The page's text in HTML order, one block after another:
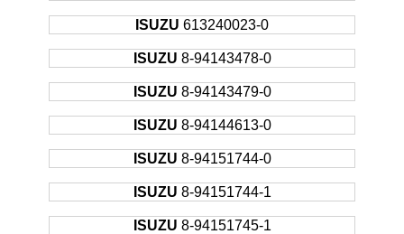
ISUZU 613240023-0
ISUZU 8-94143478-0
ISUZU 8-94143479-0
ISUZU 8-94144613-0
ISUZU 8-94151744-0
ISUZU 8-94151744-1
ISUZU 8-94151745-1